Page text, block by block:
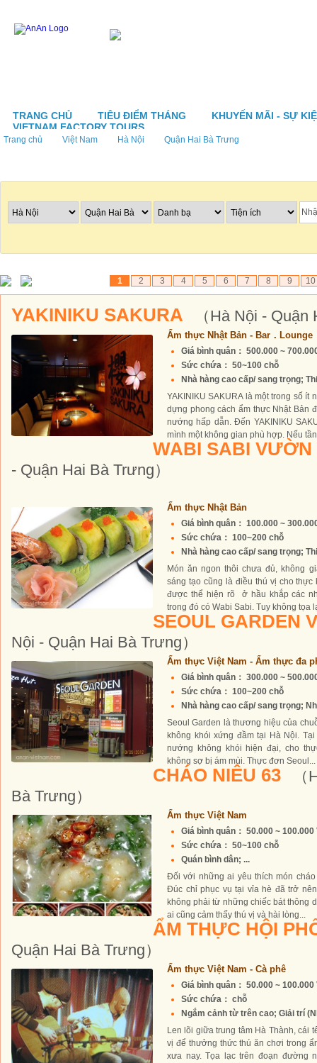
TRANG CHỦ TIÊU ĐIỂM THÁNG
KHUYẾN MÃI - SỰ
VIETNAM FACTORY TOURS
Trang chủ Việt Nam Hà Nội Quận Hai Bà Trưng
1 2 3 4 5 6 7 8 9 10
YAKINIKU SAKURA （Hà Nội -
Ẩm thực Nhật Bản - Bar．Lounge
Giá bình quân： 500.000 ~
Sức chứa： 50~100 chỗ
Nhà hàng cao cấp/ sang trọng;
YAKINIKU SAKURA là một trong số ít
dựng phong cách ẩm thực Nhật Bản
nướng hấp dẫn. Đến YAKINIKU
mình một không gian phù hợp. Nếu
WABI SABI
- Quận Hai Bà Trưng）
Ẩm thực Nhật Bản
Giá bình quân： 100.000 ~
Sức chứa： 100~200 chỗ
Nhà hàng cao cấp/ sang trọng;
Món ăn ngon thôi chưa đủ, không
sáng tạo cũng là điều thú vị cho
được thể hiện rõ ở hầu khắp các
trong đó có Wabi Sabi. Tuy không tọa
SEOUL GARDEN
Nội - Quận Hai Bà Trưng）
Ẩm thực Việt Nam - Ẩm thực đa
Giá bình quân： 300.000 ~
Sức chứa： 100~200 chỗ
Nhà hàng cao cấp/ sang trọng;
Seoul Garden là thương hiệu của
không khói xứng đầm tại Hà Nội.
nướng không khói hiện đại, cho
không sợ bị ám mùi. Thực đơn Seoul...
CHÁO NIÊU 63
Bà Trưng）
Ẩm thực Việt Nam
Giá bình quân： 50.000 ~ 100.000
Sức chứa： 50~100 chỗ
Quán bình dân; ...
Đối với những ai yêu thích món
Đúc chỉ phục vụ tại vỉa hè đã trở
không phải từ những chiếc bát thông
ai cũng cảm thấy thú vị và hài lòng...
ẨM THỰC HỘI
Quận Hai Bà Trưng）
Ẩm thực Việt Nam - Cà phê
Giá bình quân： 50.000 ~ 100.000
Sức chứa： chỗ
Ngắm cảnh từ trên cao; Giải trí
Len lõi giữa trung tâm Hà Thành, cái
vị để thưởng thức thú ăn chơi trong
xưa nay. Tọa lạc trên đoạn đường